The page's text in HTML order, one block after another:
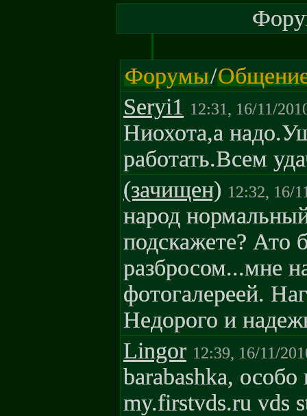
Форумы/
Seryi1 12:31, 16/11/
Ниохота,а
работать.Всем
(зачищен) 12:32, 16/
народ
подскажете? Ато
разбросом...мне
фотогалереей.
Недорого и
Lingor 12:39, 16/11/
barabashka,
my.firstvds.ru vds